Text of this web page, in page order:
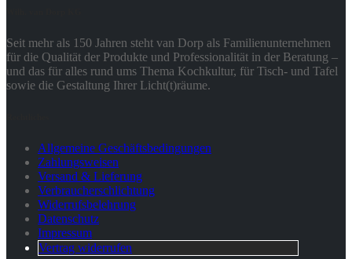
Seit mehr als 150 Jahren steht van Dorp als Familienunternehmen
für die Qualität der Produkte und Professionalität in der Beratung –
und das für alles rund ums Thema Kochkultur, für Tisch- und Tafel
sowie die Gestaltung Ihrer Licht(t)räume.
Allgemeine Geschäftsbedingungen
Zahlungsweisen
Versand & Lieferung
Verbraucherschlichtung
Widerrufsbelehrung
Datenschutz
Impressum
Vertrag widerrufen